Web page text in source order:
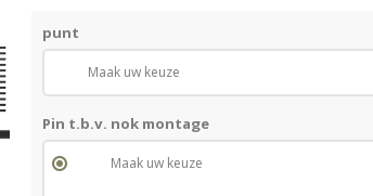
punt
Maak uw keuze
Pin t.b.v. nok montage
Maak uw keuze